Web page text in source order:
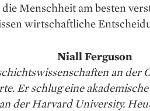
Menschheit am besten
wirtschaftliche
Niall Ferguson
an der
Er schlug eine
der Harvard University.